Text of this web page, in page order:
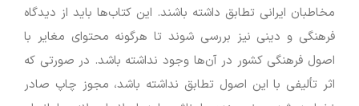
مخاطبان ایرانی تطابق داشته باشند. این کتاب‌ها باید از دیدگاه
فرهنگی و دینی نیز بررسی شوند تا هرگونه محتوای مغایر با
اصول فرهنگی کشور در آن‌ها وجود نداشته باشد. در صورتی که
اثر تألیفی با این اصول تطابق نداشته باشد، مجوز چاپ صادر